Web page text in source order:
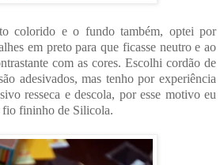
colorido e o fundo também, optei por
em preto para que ficasse neutro e ao
com as cores. Escolhi cordão de
adesivados, mas tenho por experiência
resseca e descola, por esse motivo eu
fininho de Silicola.